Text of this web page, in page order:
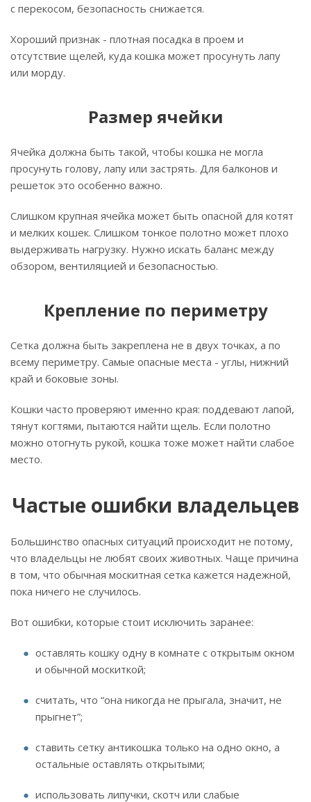
с перекосом, безопасность снижается.
Хороший признак - плотная посадка в проем и
отсутствие щелей, куда кошка может просунуть лапу
или морду.
Размер ячейки
Ячейка должна быть такой, чтобы кошка не могла
просунуть голову, лапу или застрять. Для балконов и
решеток это особенно важно.
Слишком крупная ячейка может быть опасной для котят
и мелких кошек. Слишком тонкое полотно может плохо
выдерживать нагрузку. Нужно искать баланс между
обзором, вентиляцией и безопасностью.
Крепление по периметру
Сетка должна быть закреплена не в двух точках, а по
всему периметру. Самые опасные места - углы, нижний
край и боковые зоны.
Кошки часто проверяют именно края: поддевают лапой,
тянут когтями, пытаются найти щель. Если полотно
можно отогнуть рукой, кошка тоже может найти слабое
место.
Частые ошибки владельцев
Большинство опасных ситуаций происходит не потому,
что владельцы не любят своих животных. Чаще причина
в том, что обычная москитная сетка кажется надежной,
пока ничего не случилось.
Вот ошибки, которые стоит исключить заранее:
оставлять кошку одну в комнате с открытым окном
и обычной москиткой;
считать, что “она никогда не прыгала, значит, не
прыгнет”;
ставить сетку антикошка только на одно окно, а
остальные оставлять открытыми;
использовать липучки, скотч или слабые